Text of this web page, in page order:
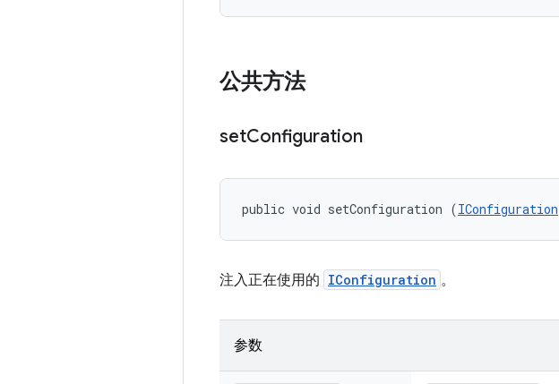
公共方法
setConfiguration
public void setConfiguration (IConfiguration
注入正在使用的 IConfiguration 。
参数